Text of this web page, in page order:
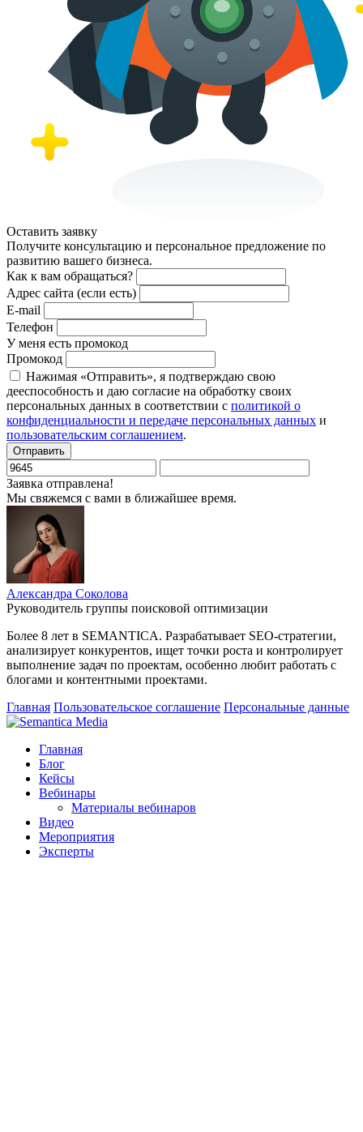
Оставить заявку
Получите консультацию и персональное предложение по
развитию вашего бизнеса.
Как к вам обращаться?
Адрес сайта (если есть)
E-mail
Телефон
У меня есть промокод
Промокод
Нажимая «Отправить», я подтверждаю свою
дееспособность и даю согласие на обработку своих
персональных данных в соответствии с политикой о
конфиденциальности и передаче персональных данных и
пользовательским соглашением.
Отправить
Заявка отправлена!
Мы свяжемся с вами в ближайшее время.
Александра Соколова
Руководитель группы поисковой оптимизации
Более 8 лет в SEMANTICA. Разрабатывает SEO-стратегии,
анализирует конкурентов, ищет точки роста и контролирует
выполнение задач по проектам, особенно любит работать с
блогами и контентными проектами.
Главная Пользовательское соглашение Персональные данные
Главная
Блог
Кейсы
Вебинары
Материалы вебинаров
Видео
Мероприятия
Эксперты